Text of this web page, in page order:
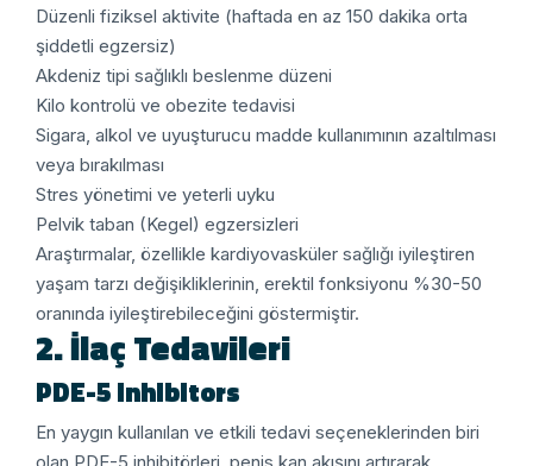
Düzenli fiziksel aktivite (haftada en az 150 dakika orta
şiddetli egzersiz)
Akdeniz tipi sağlıklı beslenme düzeni
Kilo kontrolü ve obezite tedavisi
Sigara, alkol ve uyuşturucu madde kullanımının azaltılması
veya bırakılması
Stres yönetimi ve yeterli uyku
Pelvik taban (Kegel) egzersizleri
Araştırmalar, özellikle kardiyovasküler sağlığı iyileştiren
yaşam tarzı değişikliklerinin, erektil fonksiyonu %30-50
oranında iyileştirebileceğini göstermiştir.
2. İlaç Tedavileri
PDE-5 Inhibitors
En yaygın kullanılan ve etkili tedavi seçeneklerinden biri